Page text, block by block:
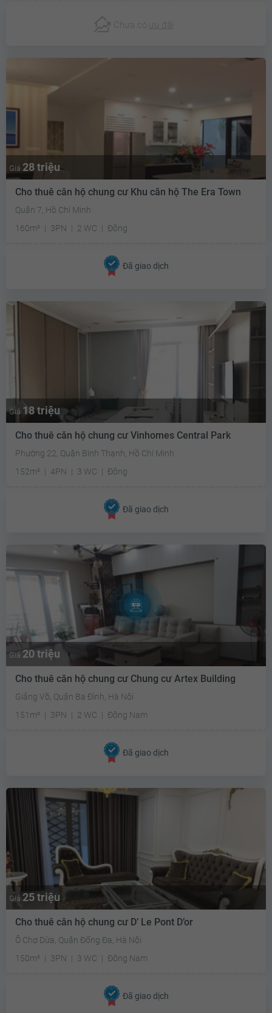
Chưa có ưu đãi
Giá 28 triệu
Cho thuê căn hộ chung cư Khu căn hộ The Era Town
Quận 7, Hồ Chí Minh
160m²
3PN 2 WC Đông
Đã giao dịch
Giá 18 triệu
Cho thuê căn hộ chung cư Vinhomes Central Park
Phường 22, Quận Bình Thạnh, Hồ Chí Minh
152m²
4PN 3 WC Đông
Đã giao dịch
Giá 20 triệu
Cho thuê căn hộ chung cư Chung cư Artex Building
Giảng Võ, Quận Ba Đình, Hà Nội
151m²
3PN 2 WC Đông Nam
Đã giao dịch
Giá 25 triệu
Cho thuê căn hộ chung cư D’ Le Pont D’or
Ô Chợ Dừa, Quận Đống Đa, Hà Nội
150m²
3PN 3 WC Đông Nam
Đã giao dịch